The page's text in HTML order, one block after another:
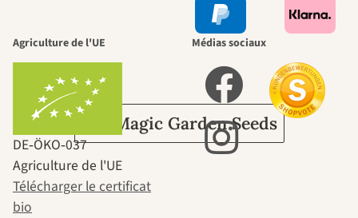
passe par le
jardin.
Sur Magic Garden Seeds
Agriculture de l'UE
DE‑ÖKO‑037
Agriculture de l'UE
Télécharger le certificat
bio
Médias sociaux